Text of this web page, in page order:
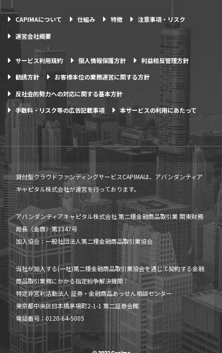
CAPIMAについて 仕組み 特徴
注意事項・リスク
運営会社概要
サービス利用規約 個人情報保護方針
利益相反管理方針
勧誘方針
お客様本位の業務運営に関する方針
反社会的勢力への対応に関する基本方針
手数料・リスク等の広告記載事項
本サービスの利用にあたって
貸付型クラウドファンディングサービスCAPIMAは、アバンダンティア
キャピタル株式会社が運営を行っております。
アバンダンティアキャピタル株式会社 第二種金融商品取引業 関東財務
局長（金商）第3347号
加入協会：一般社団法人第二種金融商品取引業協会
当社が加入する(一社)第二種金融商品取引業協会を通じて契約する金融
商品取引業務にかかる指定紛争解決機関：
特定非営利活動法人 証券・金融商品あっせん相談センター
東京都中央区日本橋茅場町2-1-1 第二証券会館
電話番号：0120-64-5005